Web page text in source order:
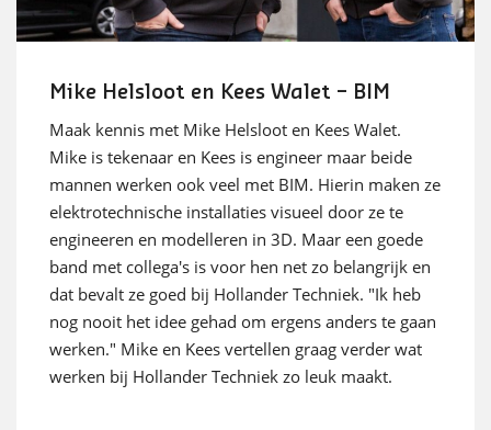
Mike Helsloot en Kees Walet – BIM
Maak kennis met Mike Helsloot en Kees Walet.
Mike is tekenaar en Kees is engineer maar beide
mannen werken ook veel met BIM. Hierin maken ze
elektrotechnische installaties visueel door ze te
engineeren en modelleren in 3D. Maar een goede
band met collega's is voor hen net zo belangrijk en
dat bevalt ze goed bij Hollander Techniek. "Ik heb
nog nooit het idee gehad om ergens anders te gaan
werken." Mike en Kees vertellen graag verder wat
werken bij Hollander Techniek zo leuk maakt.